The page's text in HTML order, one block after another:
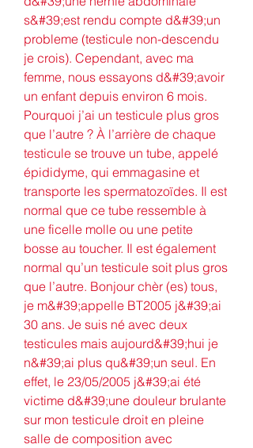
s&#39;est rendu compte d&#39;un
probleme (testicule non-descendu
je crois). Cependant, avec ma
femme, nous essayons d&#39;avoir
un enfant depuis environ 6 mois.
Pourquoi j’ai un testicule plus gros
que l’autre ? À l’arrière de chaque
testicule se trouve un tube, appelé
épididyme, qui emmagasine et
transporte les spermatozoïdes. Il est
normal que ce tube ressemble à
une ficelle molle ou une petite
bosse au toucher. Il est également
normal qu’un testicule soit plus gros
que l’autre. Bonjour chèr (es) tous,
je m&#39;appelle BT2005 j&#39;ai
30 ans. Je suis né avec deux
testicules mais aujourd&#39;hui je
n&#39;ai plus qu&#39;un seul. En
effet, le 23/05/2005 j&#39;ai été
victime d&#39;une douleur brulante
sur mon testicule droit en pleine
salle de composition avec